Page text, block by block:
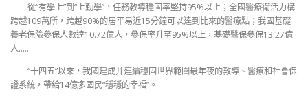
從“有學上”到“上勤學”，任務教導穩固率堅持95%以上；全國醫療衛活力構
跨越109萬所，跨越90%的居平易近15分鐘可以達到比來的醫療點；我國基礎
養老保險參保人數達10.72億人，參保率升至95%以上，基礎醫保參保13.27億
人……
“十四五”以來，我國建成并連續穩固世界範圍最年夜的教導、醫療和社會保
證系統，帶給14億多國民“穩穩的幸福”。